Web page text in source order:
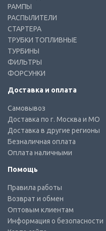
РАМПЫ
РАСПЫЛИТЕЛИ
СТАРТЕРА
ТРУБКИ ТОПЛИВНЫЕ
ТУРБИНЫ
ФИЛЬТРЫ
ФОРСУНКИ
Доставка и оплата
Самовывоз
Доставка по г. Москва и МО
Доставка в другие регионы
Безналичная оплата
Оплата наличными
Помощь
Правила работы
Возврат и обмен
Оптовым клиентам
Информация о безопасности